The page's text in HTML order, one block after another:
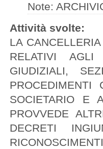
Note:
Attività svolte:
LA
RELATIVI AGLI
GIUDIZIALI,
PROCEDIMENTI
SOCIETARIO E
PROVVEDE
DECRETI